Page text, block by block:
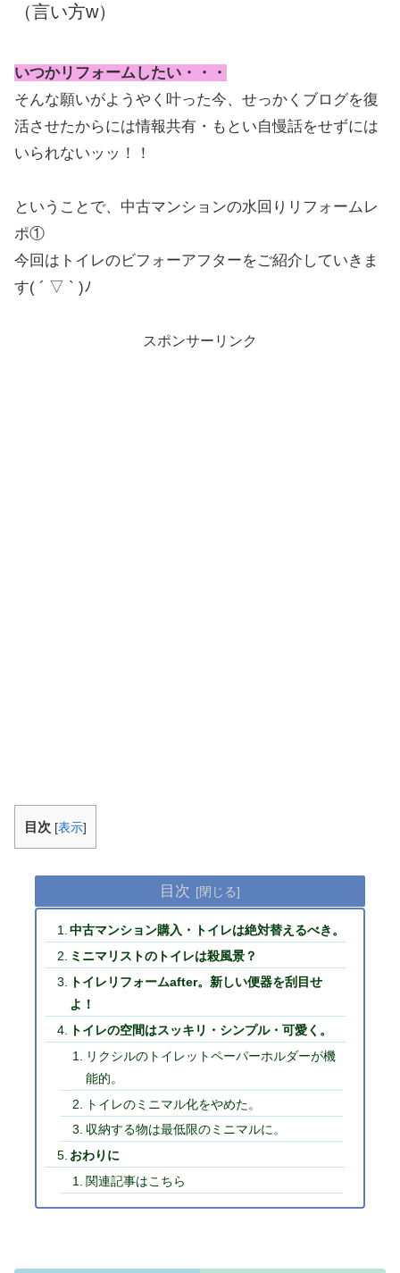
（言い方w）
いつかリフォームしたい・・・
そんな願いがようやく叶った今、せっかくブログを復
活させたからには情報共有・もとい自慢話をせずには
いられないッッ！！
ということで、中古マンションの水回りリフォームレ
ポ①
今回はトイレのビフォーアフターをご紹介していきま
す( ´ ▽ ` )ﾉ
スポンサーリンク
目次 [表示]
目次
中古マンション購入・トイレは絶対替えるべき。
ミニマリストのトイレは殺風景？
トイレリフォームafter。新しい便器を刮目せ
よ！
トイレの空間はスッキリ・シンプル・可愛く。
リクシルのトイレットペーパーホルダーが機
能的。
トイレのミニマル化をやめた。
収納する物は最低限のミニマルに。
おわりに
関連記事はこちら